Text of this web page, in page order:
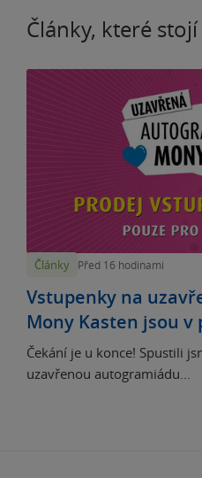
Články, které
Články Před 16 hodinami
Vstupenky na
Mony Kasten jsou v
Čekání je u konce! Spustili
uzavřenou autogramiádu...